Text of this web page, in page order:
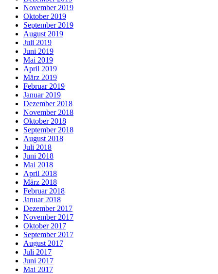
November 2019
Oktober 2019
September 2019
August 2019
Juli 2019
Juni 2019
Mai 2019
April 2019
März 2019
Februar 2019
Januar 2019
Dezember 2018
November 2018
Oktober 2018
September 2018
August 2018
Juli 2018
Juni 2018
Mai 2018
April 2018
März 2018
Februar 2018
Januar 2018
Dezember 2017
November 2017
Oktober 2017
September 2017
August 2017
Juli 2017
Juni 2017
Mai 2017